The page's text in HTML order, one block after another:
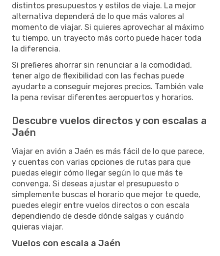
distintos presupuestos y estilos de viaje. La mejor
alternativa dependerá de lo que más valores al
momento de viajar. Si quieres aprovechar al máximo
tu tiempo, un trayecto más corto puede hacer toda
la diferencia.
Si prefieres ahorrar sin renunciar a la comodidad,
tener algo de flexibilidad con las fechas puede
ayudarte a conseguir mejores precios. También vale
la pena revisar diferentes aeropuertos y horarios.
Descubre vuelos directos y con escalas a
Jaén
Viajar en avión a Jaén es más fácil de lo que parece,
y cuentas con varias opciones de rutas para que
puedas elegir cómo llegar según lo que más te
convenga. Si deseas ajustar el presupuesto o
simplemente buscas el horario que mejor te quede,
puedes elegir entre vuelos directos o con escala
dependiendo de desde dónde salgas y cuándo
quieras viajar.
Vuelos con escala a Jaén